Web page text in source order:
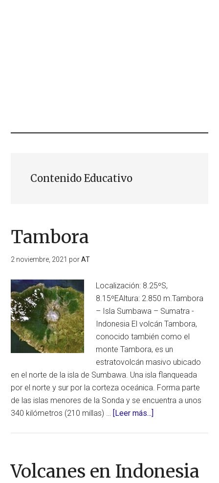
Contenido Educativo
Tambora
2 noviembre, 2021 porAT
Localización: 8.25ºS,
8.15ºEAltura: 2.850 m.Tambora
– Isla Sumbawa – Sumatra -
Indonesia El volcán Tambora,
conocido también como el
monte Tambora, es un
estratovolcán masivo ubicado
en el norte de la isla de Sumbawa. Una isla flanqueada
por el norte y sur por la corteza oceánica. Forma parte
de las islas menores de la Sonda y se encuentra a unos
340 kilómetros (210 millas) … [Leer más...]
Volcanes en Indonesia